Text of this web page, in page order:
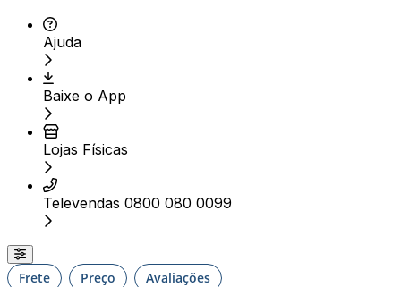
Ajuda
Baixe o App
Lojas Físicas
Televendas 0800 080 0099
Frete Preço Avaliações